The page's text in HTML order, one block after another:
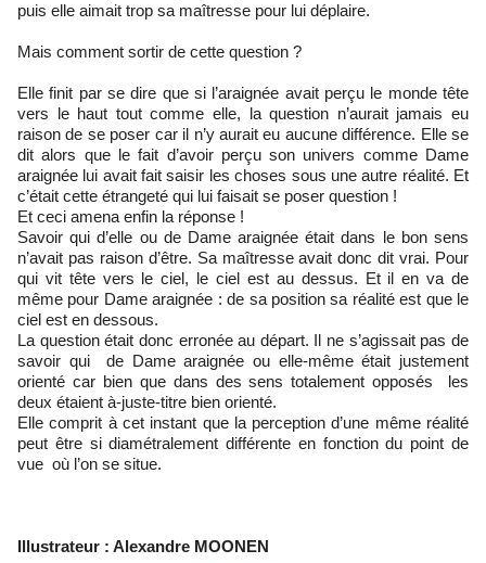
puis elle aimait trop sa maîtresse pour lui déplaire.
Mais comment sortir de cette question ?
Elle finit par se dire que si l’araignée avait perçu le monde tête
vers le haut tout comme elle, la question n’aurait jamais eu
raison de se poser car il n’y aurait eu aucune différence. Elle se
dit alors que le fait d’avoir perçu son univers comme Dame
araignée lui avait fait saisir les choses sous une autre réalité. Et
c’était cette étrangeté qui lui faisait se poser question !
Et ceci amena enfin la réponse !
Savoir qui d’elle ou de Dame araignée était dans le bon sens
n’avait pas raison d’être. Sa maîtresse avait donc dit vrai. Pour
qui vit tête vers le ciel, le ciel est au dessus. Et il en va de
même pour Dame araignée : de sa position sa réalité est que le
ciel est en dessous.
La question était donc erronée au départ. Il ne s’agissait pas de
savoir qui de Dame araignée ou elle-même était justement
orienté car bien que dans des sens totalement opposés les
deux étaient à-juste-titre bien orienté.
Elle comprit à cet instant que la perception d’une même réalité
peut être si diamétralement différente en fonction du point de
vue où l’on se situe.
Illustrateur : Alexandre MOONEN